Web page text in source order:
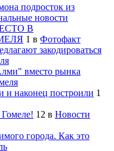
подросток из
новости
В
1 в Фотофакт
закодироваться
вместо рынка
и наконец построили 1
12 в Новости
города. Как это